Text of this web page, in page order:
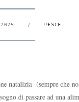
/ PESCE
natalizia (sempre che
di passare ad una